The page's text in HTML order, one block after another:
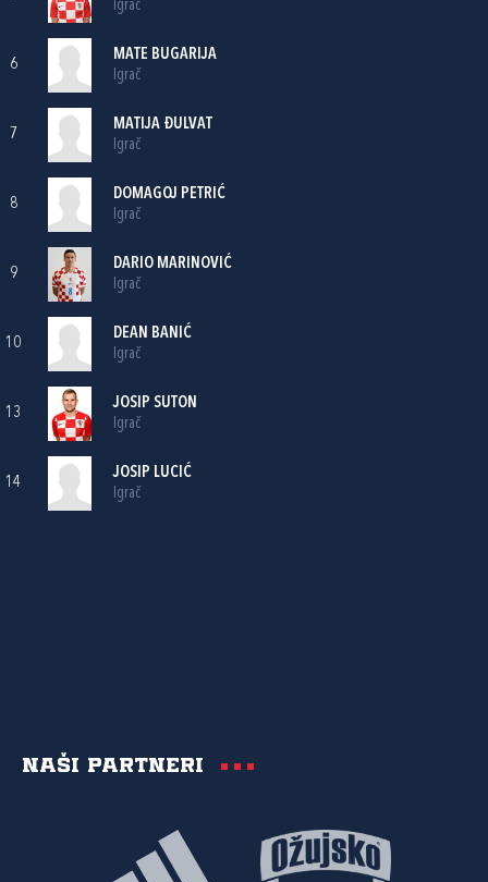
Igrač
6
MATE BUGARIJA
Igrač
7
MATIJA ĐULVAT
Igrač
8
DOMAGOJ PETRIĆ
Igrač
9
DARIO MARINOVIĆ
Igrač
10
DEAN BANIĆ
Igrač
13
JOSIP SUTON
Igrač
14
JOSIP LUCIĆ
Igrač
Naši partneri